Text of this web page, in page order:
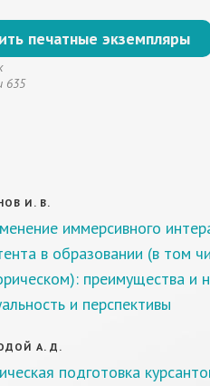
печатные экземпляры
635
И. В.
иммерсивного
в образовании (в том
преимущества и
и перспективы
А. Д.
подготовка